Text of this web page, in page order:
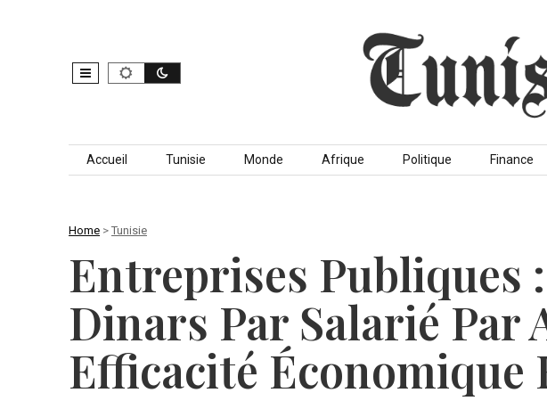
Skip to content
Accueil Tunisie Monde Afrique Politique Finance
Home > Tunisie
Entreprises Publiques
Dinars Par Salarié Par
Efficacité Économique